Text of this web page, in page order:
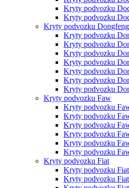
Kryty podvozku
Kryty podvozku
Kryty podvozku Dongfeng
Kryty podvozku
Kryty podvozku
Kryty podvozku
Kryty podvozku
Kryty podvozku
Kryty podvozku
Kryty podvozku
Kryty podvozku Faw
Kryty podvozku
Kryty podvozku
Kryty podvozku
Kryty podvozku
Kryty podvozku
Kryty podvozku
Kryty podvozku Fiat
Kryty podvozku
Kryty podvozku